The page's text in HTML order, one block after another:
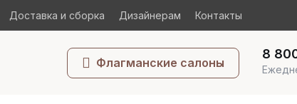
Доставка и сборка Дизайнерам Контакты
Флагманские салоны
8